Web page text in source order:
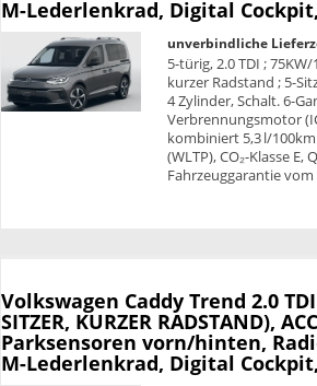
M-Lederlenkrad, Digital
unverbindliche
5-türig, 2.0 TDI ;
kurzer Radstand ; 5-
4 Zylinder, Schalt. 6-
Verbrennungsmotor
kombiniert 5,3 l/
(WLTP), CO₂-Klasse
Fahrzeuggarantie
Volkswagen Caddy Trend 2.0
SITZER, KURZER RADSTAND),
Parksensoren vorn/hinten,
M-Lederlenkrad, Digital